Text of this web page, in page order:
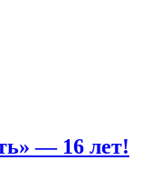
— 16 лет!